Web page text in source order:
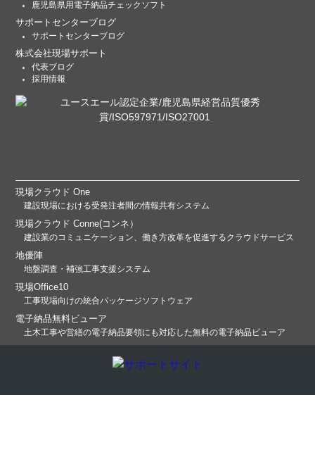
鹿児島県用電子納品チェックソフト
サポートセンターブログ
サポートセンターブログ
株式会社現場サポート
代表ブログ
採用情報
現場クラウド One
建設現場における受発注者間の情報共有システム
現場クラウド Conne(コンネ）
建設業のコミュニケーション、働き方改革を促進するクラウドサービス
地優陣
地盤調査・補強工事支援システム
現場Office10
工事現場向けの統合パッケージソフトウェア
電子納品無料ビューア
土木工事や営繕の電子納品要領にも対応した無料の電子納品ビューア